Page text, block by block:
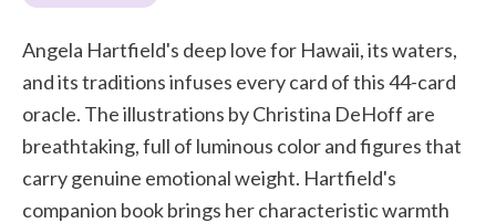
Angela Hartfield's deep love for Hawaii, its waters,
and its traditions infuses every card of this 44-card
oracle. The illustrations by Christina DeHoff are
breathtaking, full of luminous color and figures that
carry genuine emotional weight. Hartfield's
companion book brings her characteristic warmth